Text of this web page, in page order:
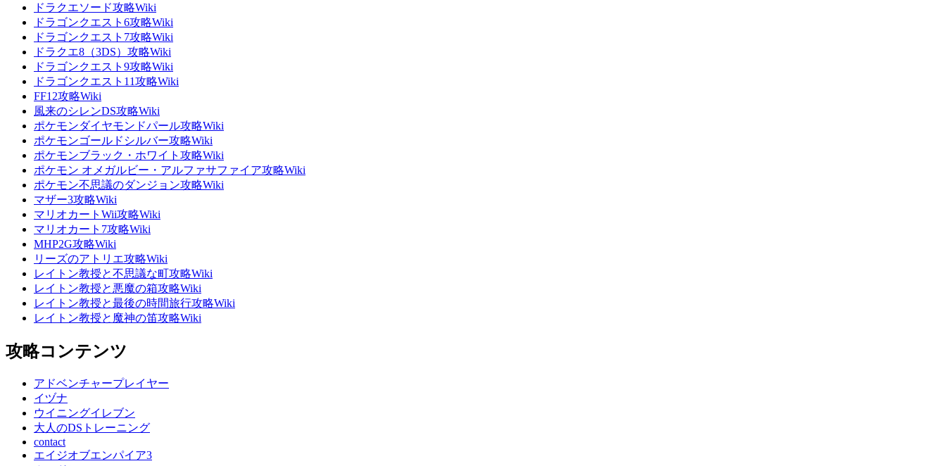
ドラクエソード攻略Wiki
ドラゴンクエスト6攻略Wiki
ドラゴンクエスト7攻略Wiki
ドラクエ8（3DS）攻略Wiki
ドラゴンクエスト9攻略Wiki
ドラゴンクエスト11攻略Wiki
FF12攻略Wiki
風来のシレンDS攻略Wiki
ポケモンダイヤモンドパール攻略Wiki
ポケモンゴールドシルバー攻略Wiki
ポケモンブラック・ホワイト攻略Wiki
ポケモン オメガルビー・アルファサファイア攻略Wiki
ポケモン不思議のダンジョン攻略Wiki
マザー3攻略Wiki
マリオカートWii攻略Wiki
マリオカート7攻略Wiki
MHP2G攻略Wiki
リーズのアトリエ攻略Wiki
レイトン教授と不思議な町攻略Wiki
レイトン教授と悪魔の箱攻略Wiki
レイトン教授と最後の時間旅行攻略Wiki
レイトン教授と魔神の笛攻略Wiki
攻略コンテンツ
アドベンチャープレイヤー
イヅナ
ウイニングイレブン
大人のDSトレーニング
contact
エイジオブエンパイア3